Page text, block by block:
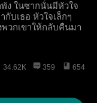
ง ในซากนั้นมีหัวใจ
กับเธอ หัวใจเล็กๆ
วกเขาให้กลับคืนมา
34.62K 359 654